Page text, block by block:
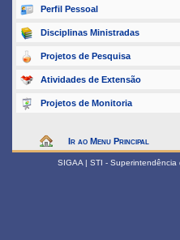
Perfil Pessoal
Disciplinas Ministradas
Projetos de Pesquisa
Atividades de Extensão
Projetos de Monitoria
Ir ao Menu Principal
SIGAA | STI -